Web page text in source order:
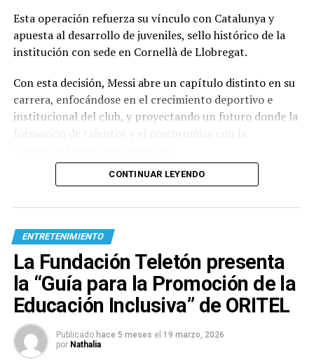
Esta operación refuerza su vínculo con Catalunya y
apuesta al desarrollo de juveniles, sello histórico de la
institución con sede en Cornellà de Llobregat.
Con esta decisión, Messi abre un capítulo distinto en su
carrera, enfocándose en el crecimiento deportivo e
institucional del club, y proyectando un futuro donde la
CONTINUAR LEYENDO
ENTRETENIMIENTO
La Fundación Teletón presenta
la “Guía para la Promoción de la
Educación Inclusiva” de ORITEL
Publicado hace 5 meses el 19 marzo, 2026
por Nathalia